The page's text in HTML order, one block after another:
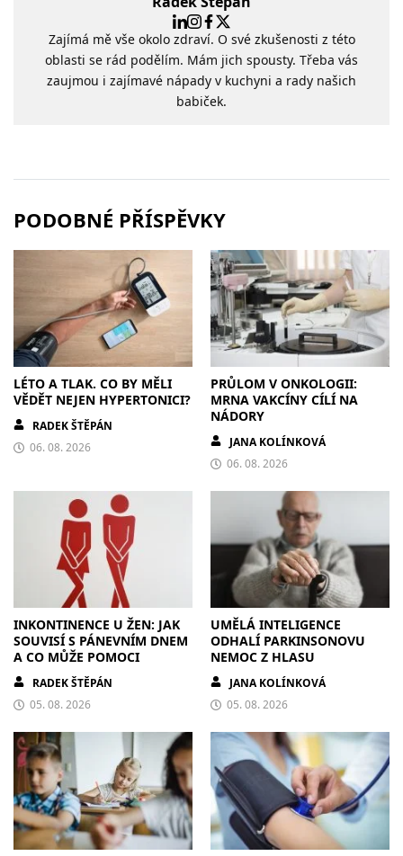
Zajímá mě vše okolo zdraví. O své zkušenosti z této
oblasti se rád podělím. Mám jich spousty. Třeba vás
zaujmou i zajímavé nápady v kuchyni a rady našich
babiček.
PODOBNÉ PŘÍSPĚVKY
LÉTO A TLAK. CO BY MĚLI
VĚDĚT NEJEN HYPERTONICI?
RADEK ŠTĚPÁN
06. 08. 2026
PRŮLOM V ONKOLOGII:
MRNA VAKCÍNY CÍLÍ NA
NÁDORY
JANA KOLÍNKOVÁ
06. 08. 2026
INKONTINENCE U ŽEN: JAK
SOUVISÍ S PÁNEVNÍM DNEM
A CO MŮŽE POMOCI
RADEK ŠTĚPÁN
05. 08. 2026
UMĚLÁ INTELIGENCE
ODHALÍ PARKINSONOVU
NEMOC Z HLASU
JANA KOLÍNKOVÁ
05. 08. 2026